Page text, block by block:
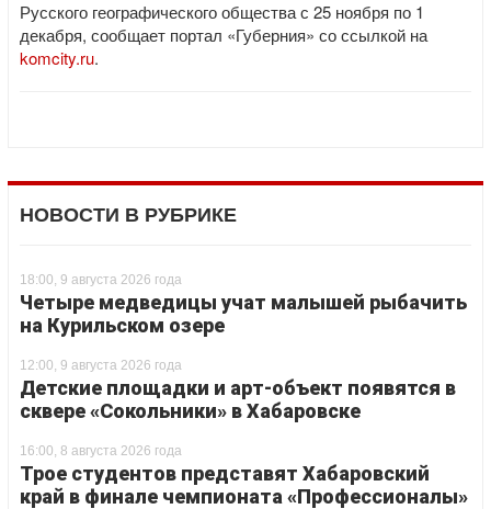
Русского географического общества с 25 ноября по 1
декабря, сообщает портал «Губерния» со ссылкой на
komcity.ru.
НОВОСТИ В РУБРИКЕ
18:00, 9 августа 2026 года
Четыре медведицы учат малышей рыбачить
на Курильском озере
12:00, 9 августа 2026 года
Детские площадки и арт-объект появятся в
сквере «Сокольники» в Хабаровске
16:00, 8 августа 2026 года
Трое студентов представят Хабаровский
край в финале чемпионата «Профессионалы»